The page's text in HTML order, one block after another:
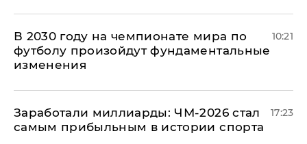
В 2030 году на чемпионате мира по
футболу произойдут фундаментальные
изменения
10:21
Заработали миллиарды: ЧМ-2026 стал
самым прибыльным в истории спорта
17:23